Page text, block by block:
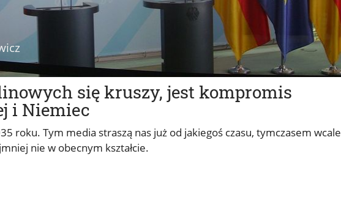
się kruszy, jest kompromis
i Niemiec
roku. Tym media straszą nas już od jakiegoś czasu, tymczasem wcale
nie w obecnym kształcie.